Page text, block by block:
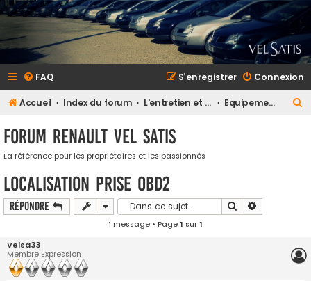
FAQ Connexion
S’enregistrer
Accueil Index du forum L'entretien et la maintenance Equipements multimedia et électricité
e
r
Forum Renault VEL SATIS
La référence pour les propriétaires et les passionnés
localisation prise obd2
Répondre Rechercher
1 message • Page1 sur1
Velsa33
Membre Expression